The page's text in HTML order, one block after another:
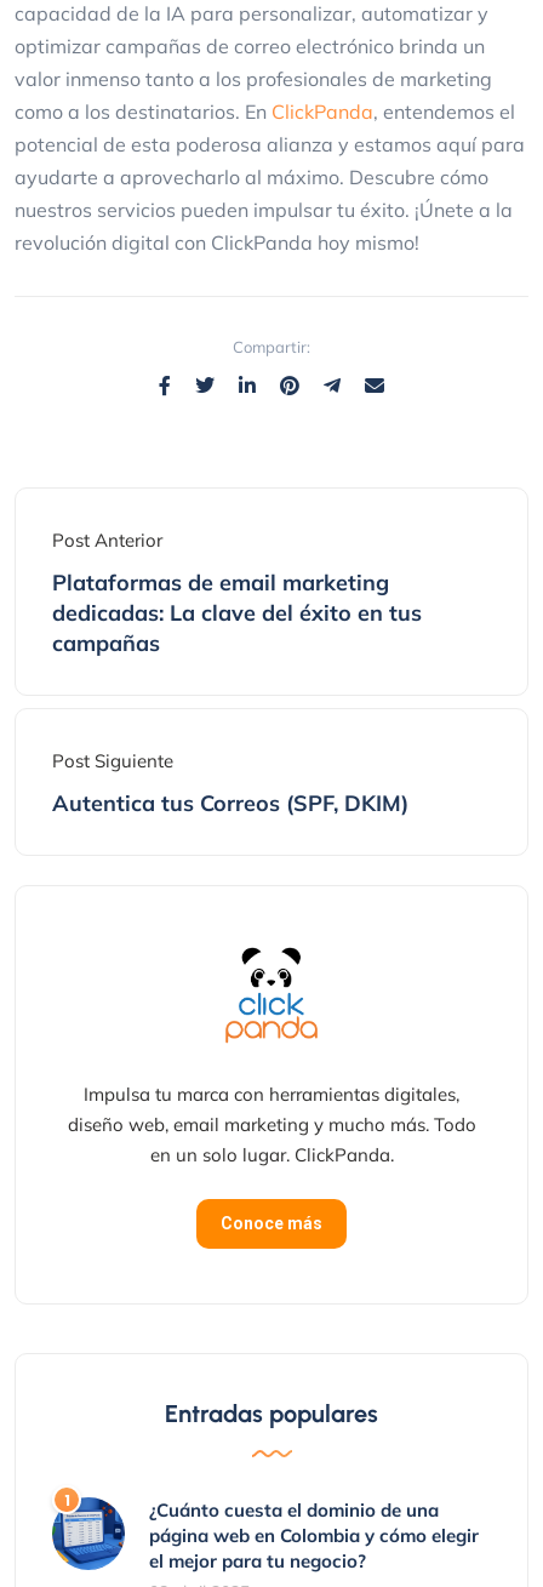
capacidad de la IA para personalizar, automatizar y
optimizar campañas de correo electrónico brinda un
valor inmenso tanto a los profesionales de marketing
como a los destinatarios. En ClickPanda, entendemos el
potencial de esta poderosa alianza y estamos aquí para
ayudarte a aprovecharlo al máximo. Descubre cómo
nuestros servicios pueden impulsar tu éxito. ¡Únete a la
revolución digital con ClickPanda hoy mismo!
Compartir:
Post Anterior
Plataformas de email marketing
dedicadas: La clave del éxito en tus
campañas
Post Siguiente
Autentica tus Correos (SPF, DKIM)
Impulsa tu marca con herramientas digitales,
diseño web, email marketing y mucho más. Todo
en un solo lugar. ClickPanda.
Conoce más
Entradas populares
¿Cuánto cuesta el dominio de una
página web en Colombia y cómo elegir
el mejor para tu negocio?